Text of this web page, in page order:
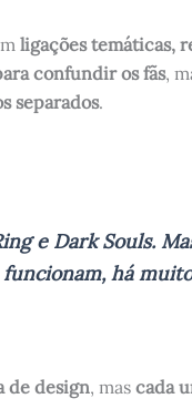
ligações temáticas,
confundir os fãs,
separados.
e Dark Souls.
há
de design, mascada